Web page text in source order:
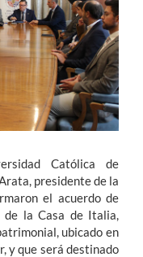
Católica de
presidente de la
el acuerdo de
la Casa de Italia,
ubicado en
y que será destinado